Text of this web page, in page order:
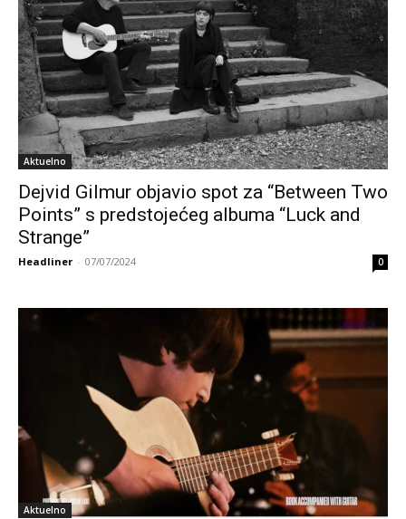
Aktuelno
Dejvid Gilmur objavio spot za “Between Two
Points” s predstojećeg albuma “Luck and
Strange”
Headliner - 07/07/2024 0
Aktuelno